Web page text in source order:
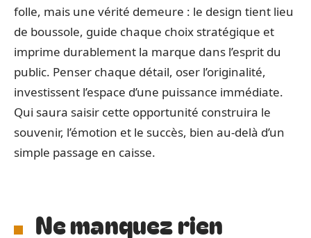
folle, mais une vérité demeure : le design tient lieu
de boussole, guide chaque choix stratégique et
imprime durablement la marque dans l’esprit du
public. Penser chaque détail, oser l’originalité,
investissent l’espace d’une puissance immédiate.
Qui saura saisir cette opportunité construira le
souvenir, l’émotion et le succès, bien au-delà d’un
simple passage en caisse.
Ne manquez rien